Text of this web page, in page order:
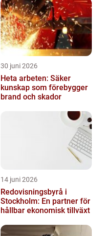
30 juni 2026
Heta arbeten: Säker
kunskap som förebygger
brand och skador
14 juni 2026
Redovisningsbyrå i
Stockholm: En partner för
hållbar ekonomisk tillväxt